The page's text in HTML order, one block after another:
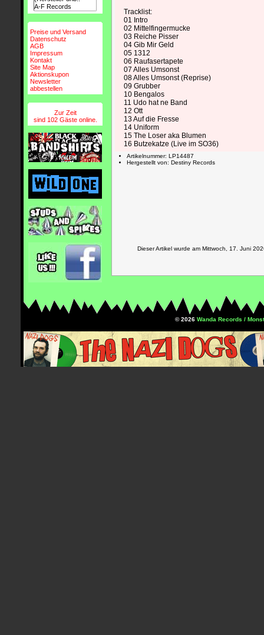
Preise und Versand
Datenschutz
AGB
Impressum
Kontakt
Site Map
Aktionskupon
Newsletter
abbestellen
Zur Zeit
sind 102 Gäste online.
Tracklist:
01 Intro
02 Mittelfingermucke
03 Reiche Pisser
04 Gib Mir Geld
05 1312
06 Raufasertapete
07 Alles Umsonst
08 Alles Umsonst (Reprise)
09 Grubber
10 Bengalos
11 Udo hat ne Band
12 Ott
13 Auf die Fresse
14 Uniform
15 The Loser aka Blumen
16 Butzekatze (Live im SO36)
Artikelnummer: LP14487
Hergestellt von: Destiny Records
Dieser Artikel wurde am Mittwoch, 17. Juni
© 2026 Wanda Records /